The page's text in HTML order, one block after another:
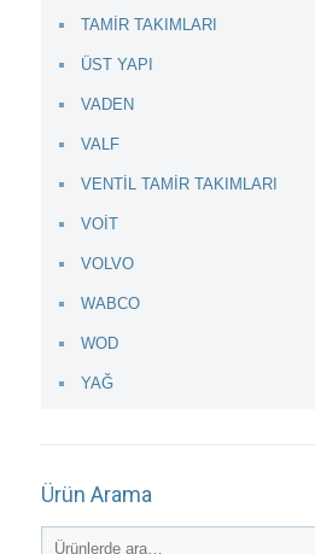
TAMİR TAKIMLARI
ÜST YAPI
VADEN
VALF
VENTİL TAMİR TAKIMLARI
VOİT
VOLVO
WABCO
WOD
YAĞ
Ürün Arama